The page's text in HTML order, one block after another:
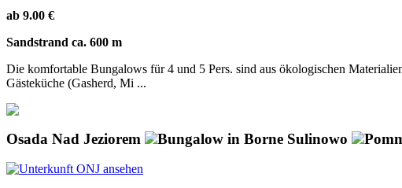
ab 9.00 €
Sandstrand ca. 600 m
Die komfortable Bungalows für 4 und 5 Pers. sind aus ökologischen
Gästeküche (Gasherd, Mi ...
Osada Nad Jeziorem Bungalow in Borne Sulinowo